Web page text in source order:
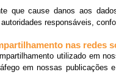
que cause danos aos
responsáveis,
nas redes
utilizado em
em nossas publicações